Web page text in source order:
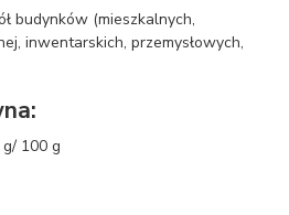
budynków (mieszkalnych,
inwentarskich, przemysłowych,
100 g